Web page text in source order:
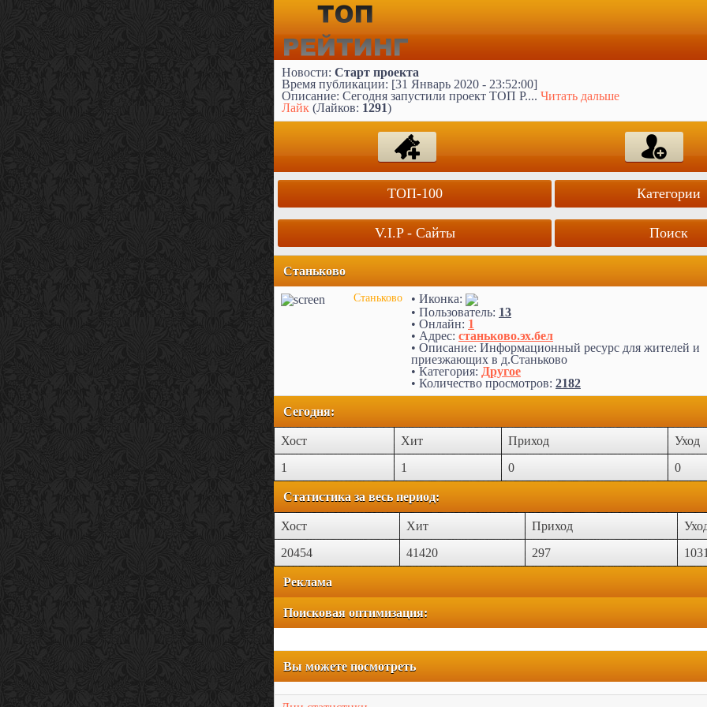
Новости: Старт проекта
Время публикации: [31 Январь 2020 - 23:52:00]
Описание: Сегодня запустили проект ТОП Р.... Читать дальше
Лайк (Лайков: 1291)
ТОП-100
V.I.P - Сайты
Категории
Поиск
Станьково
Станьково
• Иконка:
• Пользователь: 13
• Онлайн: 1
• Адрес: станьково.эх.бел
• Описание: Информационный ресурс для жителей и
приезжающих в д.Станьково
• Категория: Другое
• Количество просмотров: 2182
Сегодня:
Хост Хит Приход
Уход
1
1 0 0
Статистика за весь период:
Хост Хит Приход
20454
41420 297
Реклама
Поисковая оптимизация:
Вы можете посмотреть